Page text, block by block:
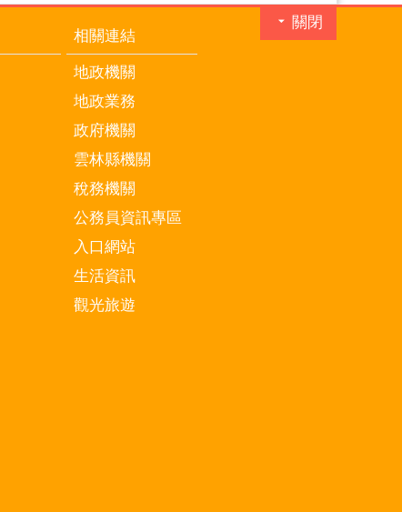
關閉
相關連結
地政機關
地政業務
政府機關
雲林縣機關
稅務機關
公務員資訊專區
入口網站
生活資訊
觀光旅遊